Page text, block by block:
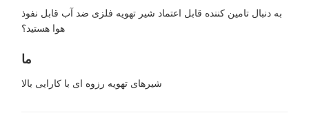
به دنبال تامین کننده قابل اعتماد شیر تهویه فلزی ضد آب قابل نفوذ
هوا هستید؟
ما
شیرهای تهویه رزوه ای با کارایی بالا